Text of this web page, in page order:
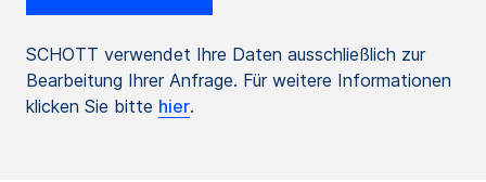
SCHOTT verwendet Ihre Daten ausschließlich zur
Bearbeitung Ihrer Anfrage. Für weitere Informationen
klicken Sie bitte hier.